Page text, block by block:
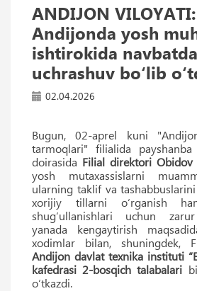
ANDIJON VILOYATI:
Andijonda yosh
ishtirokida
uchrashuv bo‘lib
02.04.2026
Bugun, 02-aprel kuni
tarmoqlari" filialida
doirasida Filial direktori Obidov
yosh mutaxassislarni
ularning taklif va
xorijiy tillarni o‘rganish
shug‘ullanishlari uchun
yanada kengaytirish
xodimlar bilan, shuningdek,
Andijon davlat texnika instituti
kafedrasi 2-bosqich talabalari
o‘tkazdi.